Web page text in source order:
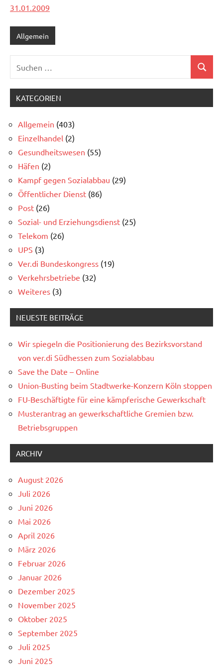
31.01.2009
Allgemein
nach:
Suchen
KATEGORIEN
Allgemein (403)
Einzelhandel (2)
Gesundheitswesen (55)
Häfen (2)
Kampf gegen Sozialabbau (29)
Öffentlicher Dienst (86)
Post (26)
Sozial- und Erziehungsdienst (25)
Telekom (26)
UPS (3)
Ver.di Bundeskongress (19)
Verkehrsbetriebe (32)
Weiteres (3)
NEUESTE BEITRÄGE
Wir spiegeln die Positionierung des Bezirksvorstand
von ver.di Südhessen zum Sozialabbau
Save the Date – Online
Union-Busting beim Stadtwerke-Konzern Köln stoppen
FU-Beschäftigte für eine kämpferische Gewerkschaft
Musterantrag an gewerkschaftliche Gremien bzw.
Betriebsgruppen
ARCHIV
August 2026
Juli 2026
Juni 2026
Mai 2026
April 2026
März 2026
Februar 2026
Januar 2026
Dezember 2025
November 2025
Oktober 2025
September 2025
Juli 2025
Juni 2025